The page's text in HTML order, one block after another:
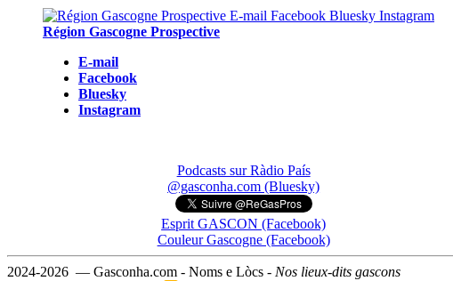
Région Gascogne Prospective
E-mail
Facebook
Bluesky
Instagram
Podcasts sur Ràdio País
@gasconha.com (Bluesky)
Esprit GASCON (Facebook)
Couleur Gascogne (Facebook)
2024-2026 — Gasconha.com - Noms e Lòcs - Nos lieux-dits gascons